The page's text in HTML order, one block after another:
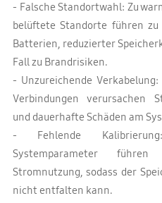
- Falsche Standortwahl: Zu
belüftete Standorte führen
Batterien, reduzierter
Fall zu Brandrisiken.
- Unzureichende
Verbindungen verursachen
und dauerhafte Schäden am
- Fehlende
Systemparameter
Stromnutzung, sodass der
nicht entfalten kann.